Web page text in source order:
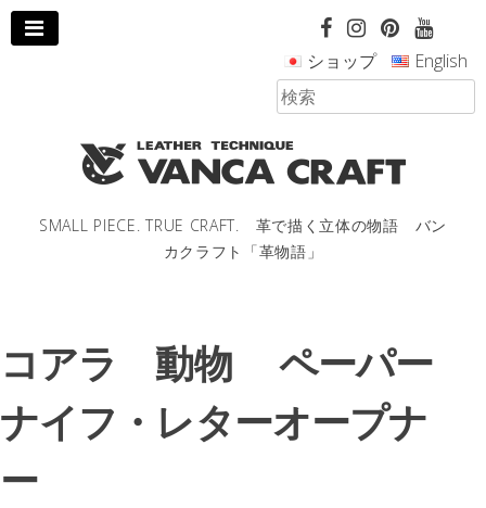
コ
ン
SMALL PIECE. TRUE CRAFT. 革で描く立体の物語 バン
カクラフト「革物語」
ショップ English
コアラ 動物 ペーパー
ナイフ・レターオープナ
ー